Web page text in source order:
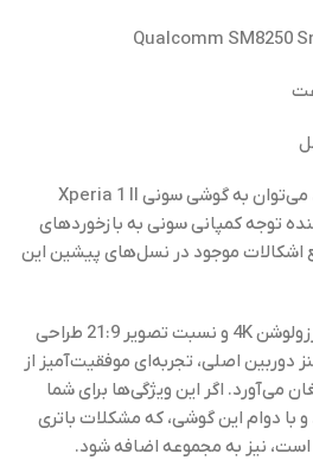
از جمله بهترین گوشی‌ سونی، می‌توان به گوشی سونی Xperia 1 II
توجه کمپانی سونی به بازخوردهای
اشکالات موجود در نسل‌های پیشین این
صفحه نمایش این گوشی با رزولوشن 4K و نسبت تصویر 21:9 طراحی
اصلی، تجربه‌ای موفقیت‌آمیز از
می‌آورد. اگر این ویژگی‌ها برای شما
و با دوام این گوشی، که مشکلات باتری
نیز به مجموعه اضافه شود.